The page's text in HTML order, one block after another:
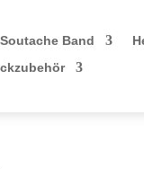
Soutache Band